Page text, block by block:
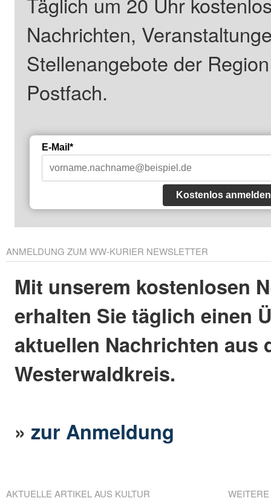
Nachrichten,
Stellenangebote der
Postfach.
E-Mail*
Kostenlos anmelden
ANMELDUNG ZUM WW-KURIER NEWSLETTER
Mit unserem kostenlosen
erhalten Sie täglich einen
aktuellen Nachrichten aus
Westerwaldkreis.
»zur Anmeldung
AKTUELLE ARTIKEL AUS KULTUR